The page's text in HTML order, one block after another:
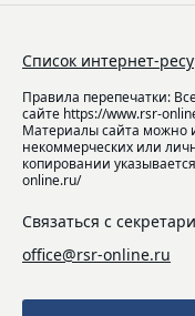
Список интернет-
Правила перепечатки:
сайте https://www.rsr-
Материалы сайта можно
некоммерческих или
копировании
online.ru/
Связаться с
office@rsr-online.ru